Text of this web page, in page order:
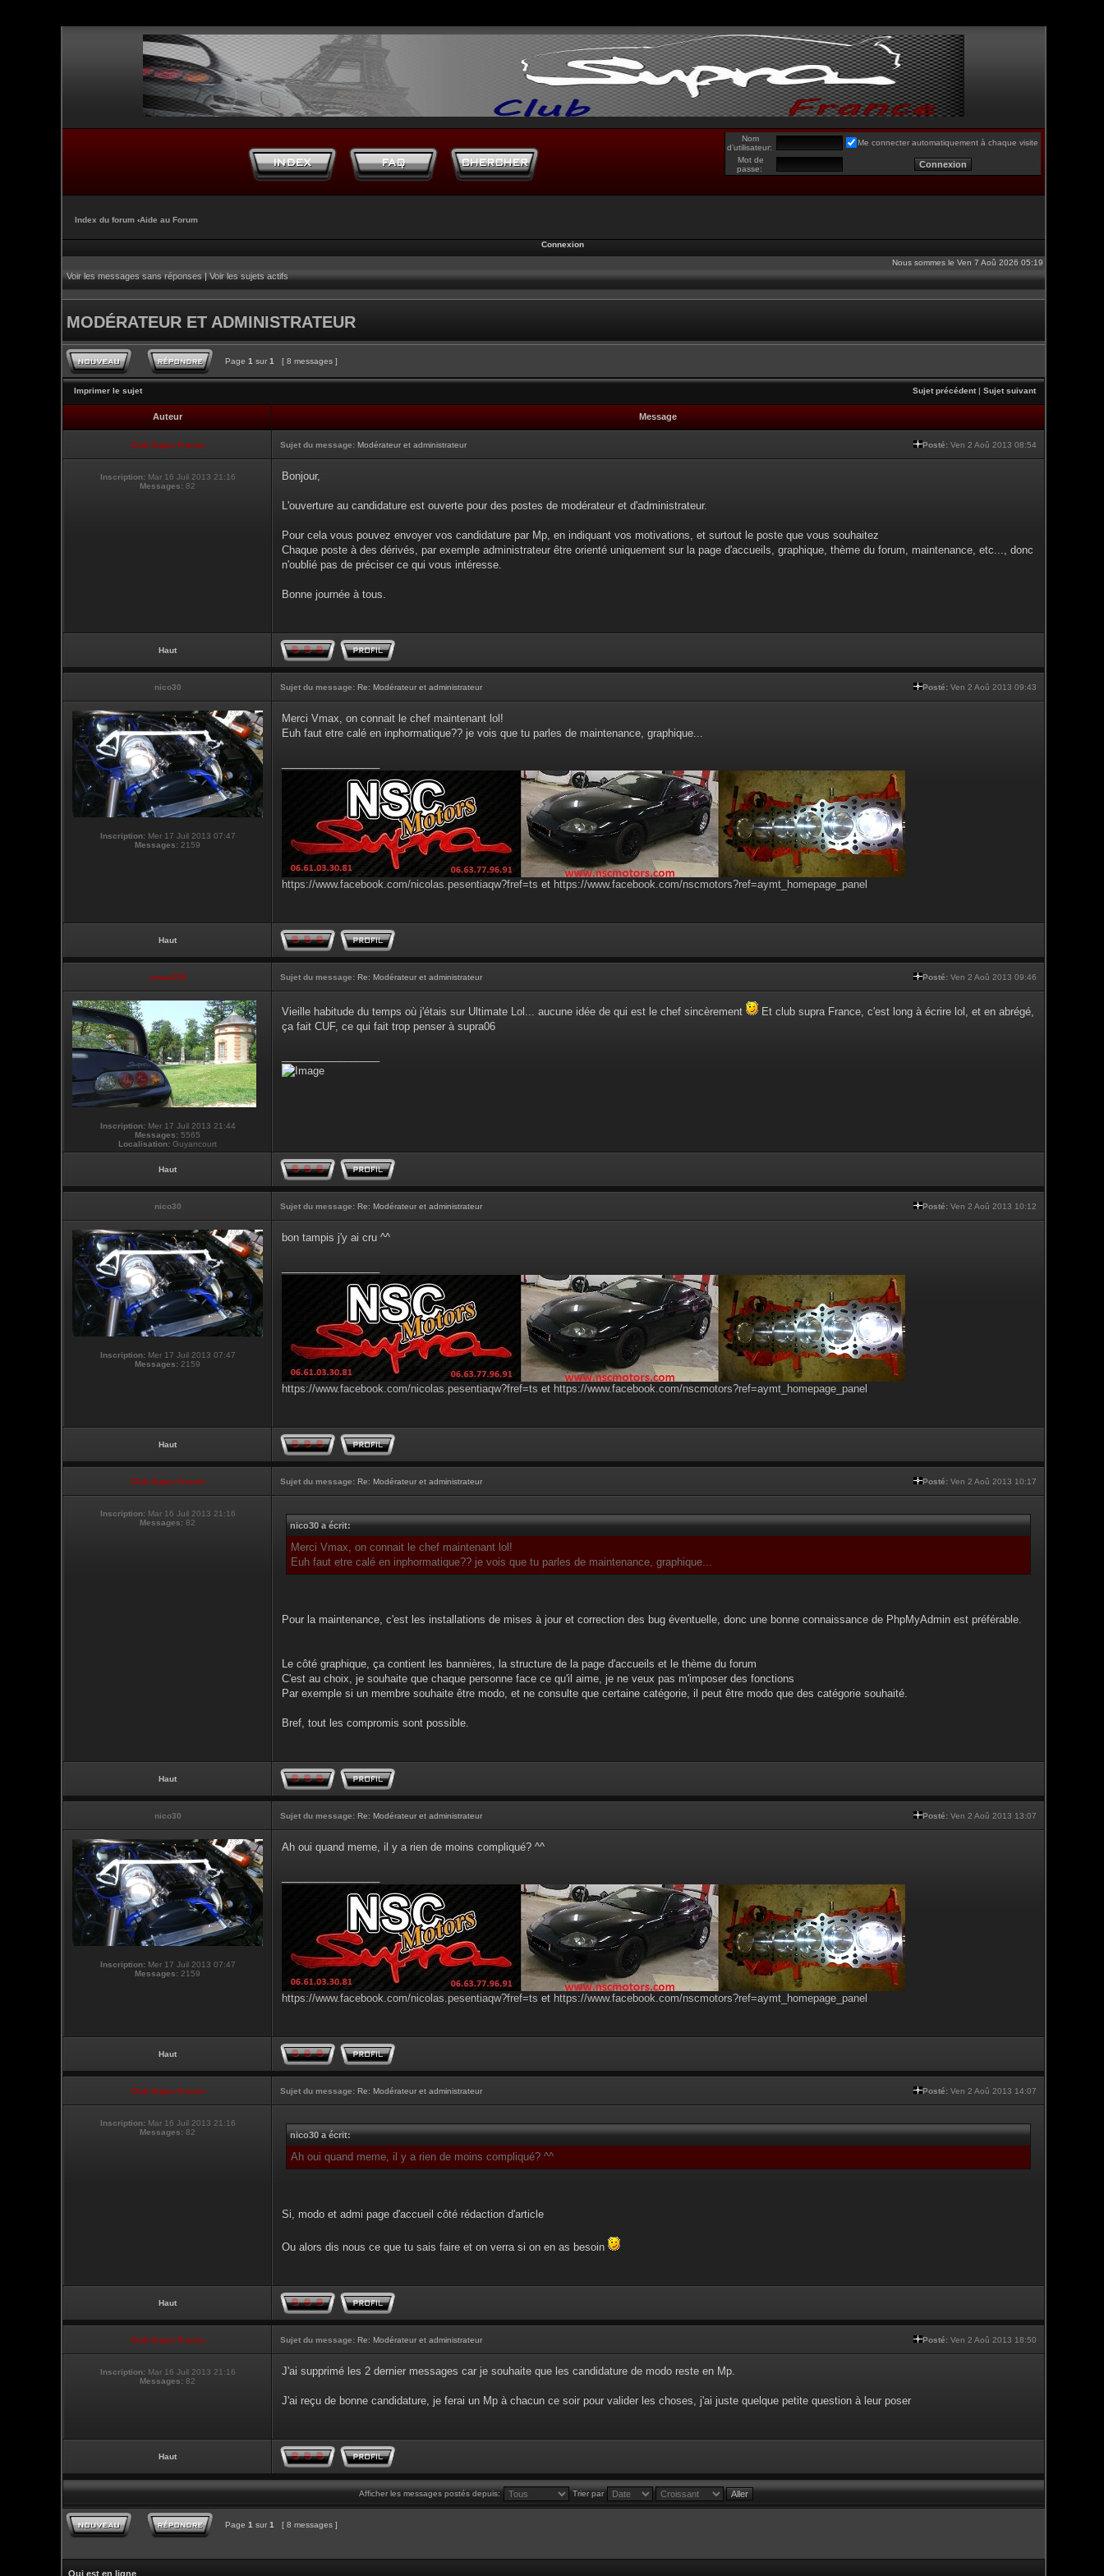
Nom
d’utilisateur:
Me connecter automatiquement à chaque visite
Mot de
passe:
Index du forum ‹Aide au Forum
Connexion
Nous sommes le Ven 7 Aoû 2026 05:19
Voir les messages sans réponses|Voir les sujets actifs
MODÉRATEUR ET ADMINISTRATEUR
Page 1 sur 1 [ 8 messages ]
Imprimer le sujet Sujet précédent| Sujet suivant
Auteur Message
Club Supra France Sujet du message: Modérateur et administrateur Posté: Ven 2 Aoû 2013 08:54
Inscription: Mar 16 Juil 2013 21:16
Messages: 82
Bonjour,
L'ouverture au candidature est ouverte pour des postes de modérateur et d'administrateur.
Pour cela vous pouvez envoyer vos candidature par Mp, en indiquant vos motivations, et surtout le poste que vous souhaitez
Chaque poste à des dérivés, par exemple administrateur être orienté uniquement sur la page d'accueils, graphique, thème du forum, maintenance, etc..., donc
n'oublié pas de préciser ce qui vous intéresse.
Bonne journée à tous.
Haut
nico30 Sujet du message: Re: Modérateur et administrateur Posté: Ven 2 Aoû 2013 09:43
Inscription:Mer 17 Juil 2013 07:47
Messages: 2159
Merci Vmax, on connait le chef maintenant lol!
Euh faut etre calé en inphormatique?? je vois que tu parles de maintenance, graphique...
https://www.facebook.com/nicolas.pesentiaqw?fref=ts et https://www.facebook.com/nscmotors?ref=aymt_homepage_panel
Haut
vmax330 Sujet du message: Re: Modérateur et administrateur Posté: Ven 2 Aoû 2013 09:46
Inscription:Mer 17 Juil 2013 21:44
Messages: 5565
Localisation: Guyancourt
Vieille habitude du temps où j'étais sur Ultimate Lol... aucune idée de qui est le chef sincèrement
Et club supra France, c'est long à écrire lol, et en abrégé,
ça fait CUF, ce qui fait trop penser à supra06
Haut
nico30 Sujet du message: Re: Modérateur et administrateur Posté: Ven 2 Aoû 2013 10:12
Inscription:Mer 17 Juil 2013 07:47
Messages: 2159
bon tampis j'y ai cru ^^
https://www.facebook.com/nicolas.pesentiaqw?fref=ts et https://www.facebook.com/nscmotors?ref=aymt_homepage_panel
Haut
Club Supra France Sujet du message: Re: Modérateur et administrateur Posté: Ven 2 Aoû 2013 10:17
Inscription: Mar 16 Juil 2013 21:16
Messages: 82 nico30 a écrit:
Merci Vmax, on connait le chef maintenant lol!
Euh faut etre calé en inphormatique?? je vois que tu parles de maintenance, graphique...
Pour la maintenance, c'est les installations de mises à jour et correction des bug éventuelle, donc une bonne connaissance de PhpMyAdmin est préférable.
Le côté graphique, ça contient les bannières, la structure de la page d'accueils et le thème du forum
C'est au choix, je souhaite que chaque personne face ce qu'il aime, je ne veux pas m'imposer des fonctions
Par exemple si un membre souhaite être modo, et ne consulte que certaine catégorie, il peut être modo que des catégorie souhaité.
Bref, tout les compromis sont possible.
Haut
nico30 Sujet du message: Re: Modérateur et administrateur Posté: Ven 2 Aoû 2013 13:07
Inscription:Mer 17 Juil 2013 07:47
Messages: 2159
Ah oui quand meme, il y a rien de moins compliqué? ^^
https://www.facebook.com/nicolas.pesentiaqw?fref=ts et https://www.facebook.com/nscmotors?ref=aymt_homepage_panel
Haut
Club Supra France Sujet du message: Re: Modérateur et administrateur Posté: Ven 2 Aoû 2013 14:07
Inscription: Mar 16 Juil 2013 21:16
Messages: 82 nico30 a écrit:
Ah oui quand meme, il y a rien de moins compliqué? ^^
Si, modo et admi page d'accueil côté rédaction d'article
Ou alors dis nous ce que tu sais faire et on verra si on en as besoin
Haut
Club Supra France Sujet du message: Re: Modérateur et administrateur Posté: Ven 2 Aoû 2013 18:50
Inscription: Mar 16 Juil 2013 21:16
Messages: 82
J'ai supprimé les 2 dernier messages car je souhaite que les candidature de modo reste en Mp.
J'ai reçu de bonne candidature, je ferai un Mp à chacun ce soir pour valider les choses, j'ai juste quelque petite question à leur poser
Haut
Afficher les messages postés depuis: Trier par
Page 1 sur 1 [ 8 messages ]
Qui est en ligne